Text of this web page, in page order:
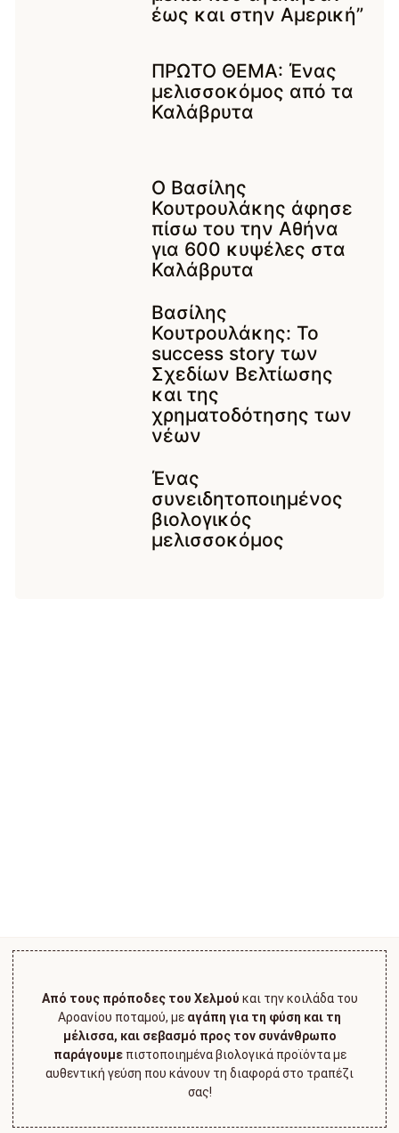
έως και στην Αμερική”
ΠΡΩΤΟ ΘΕΜΑ: Ένας
μελισσοκόμος από τα
Καλάβρυτα
Ο Βασίλης
Κουτρουλάκης άφησε
πίσω του την Αθήνα
για 600 κυψέλες στα
Καλάβρυτα
Βασίλης
Κουτρουλάκης: Το
success story των
Σχεδίων Βελτίωσης
και της
χρηματοδότησης των
νέων
Ένας
συνειδητοποιημένος
βιολογικός
μελισσοκόμος
Από τους πρόποδες του Χελμού και την κοιλάδα του
Αροανίου ποταμού, με αγάπη για τη φύση και τη
μέλισσα, και σεβασμό προς τον συνάνθρωπο
παράγουμε πιστοποιημένα βιολογικά προϊόντα με
αυθεντική γεύση που κάνουν τη διαφορά στο τραπέζι
σας!